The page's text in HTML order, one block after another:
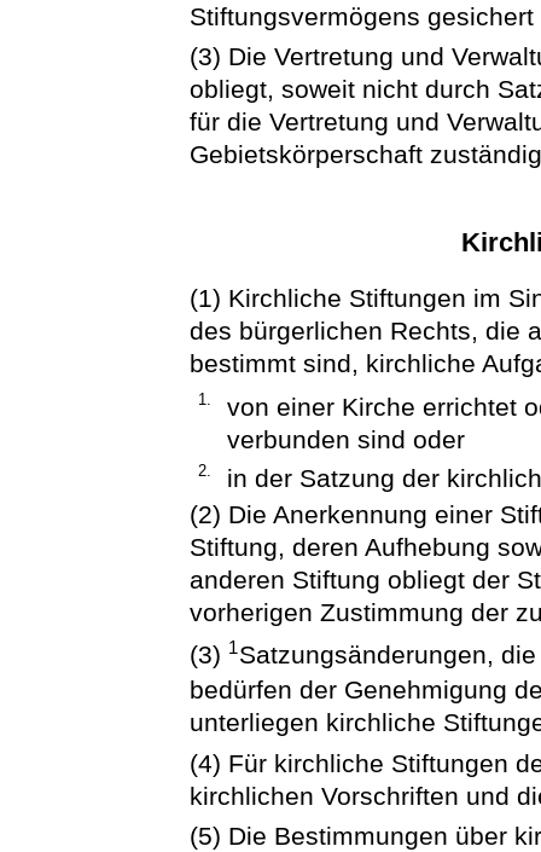
Stiftungsvermögens
(3) Die Vertretung und
obliegt, soweit nicht durch
für die Vertretung und
Gebietskörperschaft
(1) Kirchliche Stiftungen im
des bürgerlichen Rechts, die
bestimmt sind, kirchliche
1.
von einer Kirche errichtet
verbunden sind oder
2.
in der Satzung der
(2) Die Anerkennung einer
Stiftung, deren Aufhebung
anderen Stiftung obliegt der
vorherigen Zustimmung der
(3) 1Satzungsänderungen,
bedürfen der Genehmigung
unterliegen kirchliche
(4) Für kirchliche Stiftungen
kirchlichen Vorschriften und
(5) Die Bestimmungen über